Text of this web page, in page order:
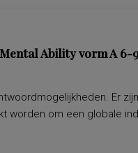
Ability vorm A 6-
Er
worden om een globale